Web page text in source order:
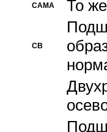
CAMA То
CB